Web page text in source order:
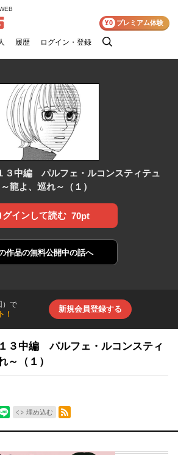
履歴 ログイン・登録
検
¥0 プレミアム体験
３中編 パルフェ・ルコンスティテュ
龍よ、巡れ～（１）
グインして読む 70pt
作品の無料公開中の話へ
）で
！
新規会員登録する
３中編 パルフェ・ルコンスティ
～（１）
埋め込む
RSSフィード